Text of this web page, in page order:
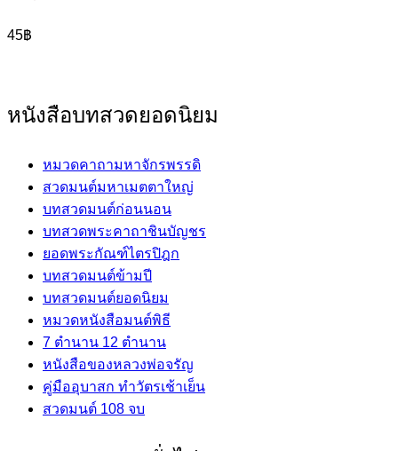
45฿
หนังสือบทสวดยอดนิยม
หมวดคาถามหาจักรพรรดิ
สวดมนต์มหาเมตตาใหญ่
บทสวดมนต์ก่อนนอน
บทสวดพระคาถาชินบัญชร
ยอดพระกัณฑ์ไตรปิฎก
บทสวดมนต์ข้ามปี
บทสวดมนต์ยอดนิยม
หมวดหนังสือมนต์พิธี
7 ตำนาน 12 ตำนาน
หนังสือของหลวงพ่อจรัญ
คู่มืออุบาสก ทำวัตรเช้าเย็น
สวดมนต์ 108 จบ